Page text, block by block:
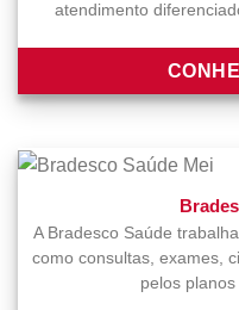
atendimento
A Bradesco Saúde
como consultas, exames,
pelos